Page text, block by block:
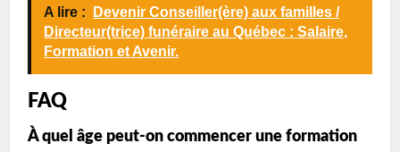
A lire :
Devenir Conseiller(ère) aux familles /
Directeur(trice) funéraire au Québec : Salaire,
Formation et Avenir.
FAQ
À quel âge peut-on commencer une formation